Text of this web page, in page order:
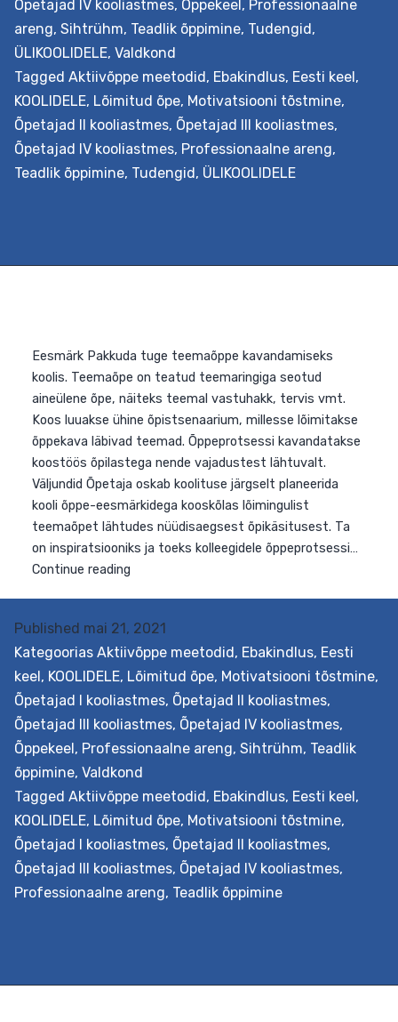
nüüdisaegsel õpikäsitusel põhinevaid uuenduslikke
õppeviise humanitaar- ja sotsiaalainetes. Väljundid
Õpetaja õpib nüüdisaegsest õpikäsitusest lähtuvalt
planeerima lõimingulist õpistsenaariumi. Ta…Continue
readingLõiminguliste
õpistsenaariumite
loomine
ja
Õpetajad IV kooliastmes, Õppekeel , Professionaalne
areng, Sihtrühm, Teadlik õppimine, Tudengid,
ÜLIKOOLIDELE, Valdkond
Tagged Aktiivõppe meetodid, Ebakindlus, Eesti keel,
KOOLIDELE, Lõimitud õpe, Motivatsiooni tõstmine,
Õpetajad II kooliastmes, Õpetajad III kooliastmes,
Õpetajad IV kooliastmes, Professionaalne areng,
Teadlik õppimine, Tudengid, ÜLIKOOLIDELE
Eesmärk Pakkuda tuge teemaõppe kavandamiseks
koolis. Teemaõpe on teatud teemaringiga seotud
aineülene õpe, näiteks teemal vastuhakk, tervis vmt.
Koos luuakse ühine õpistsenaarium, millesse lõimitakse
õppekava läbivad teemad. Õppeprotsessi
koostöös õpilastega nende vajadustest lähtuvalt.
Väljundid Õpetaja oskab koolituse järgselt planeerida
kooli õppe-eesmärkidega kooskõlas lõimingulist
teemaõpet lähtudes nüüdisaegsest õpikäsitusest. Ta
on inspiratsiooniks ja toeks kolleegidele õppeprotsessi…
Continue readingTeemaõppe
Published mai 21, 2021
Kategoorias Aktiivõppe meetodid, Ebakindlus, Eesti
keel, KOOLIDELE, Lõimitud õpe, Motivatsiooni tõstmine,
Õpetajad I kooliastmes, Õpetajad II kooliastmes,
Õpetajad III kooliastmes, Õpetajad IV kooliastmes,
Õppekeel, Professionaalne areng, Sihtrühm, Teadlik
õppimine, Valdkond
Tagged Aktiivõppe meetodid, Ebakindlus, Eesti keel,
KOOLIDELE, Lõimitud õpe, Motivatsiooni tõstmine,
Õpetajad I kooliastmes, Õpetajad II kooliastmes,
Õpetajad III kooliastmes, Õpetajad IV kooliastmes,
Professionaalne areng, Teadlik õppimine